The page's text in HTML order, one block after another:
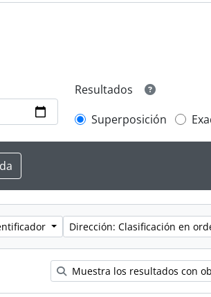
Resultados
Superposición
Dirección: Clasificación en
Muestra los resultados con